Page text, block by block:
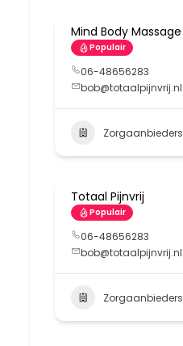
Mind Body Massage
Populair
06-48656283
bob@totaalpijnvrij.nl
Zorgaanbieders
Totaal Pijnvrij
Populair
06-48656283
bob@totaalpijnvrij.nl
Zorgaanbieders